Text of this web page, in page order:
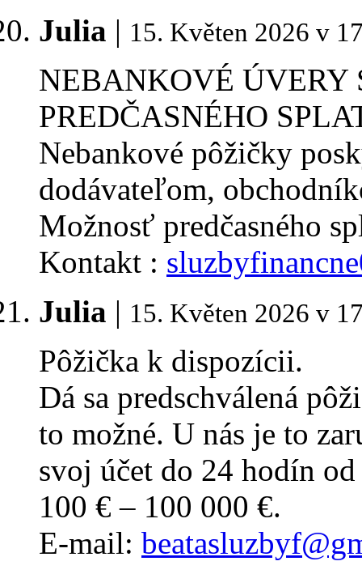
Julia | 15. Květen 2026 v
NEBANKOVÉ ÚVERY
PREDČASNÉHO
Nebankové pôžičky
dodávateľom,
Možnosť predčasného
Kontakt :
Julia | 15. Květen 2026 v
Pôžička k dispozícii.
Dá sa predschválená
to možné. U nás je to
svoj účet do 24 hodín
100 € – 100 000 €.
E-mail: